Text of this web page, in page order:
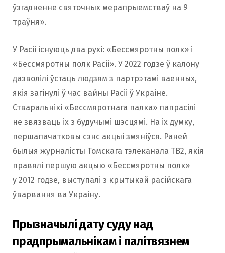
ўзгадненне святочных мерапрыемстваў на 9
траўня».
У Расіі існуюць два рухі: «Бессмяротны полк» і
«Бессмяротны полк Расіі». У 2022 годзе ў калону
дазволілі ўстаць людзям з партрэтамі ваенных,
якія загінулі ў час вайны Расіі ў Украіне.
Стваральнікі «Бессмяротнага палка» папрасілі
не звязваць іх з будучымі шэсцямі. На іх думку,
першапачатковы сэнс акцыі змяніўся. Раней
былыя журналісты Томскага тэлеканала ТВ2, якія
правялі першую акцыю «Бессмяротны полк»
у 2012 годзе, выступалі з крытыкай расійскага
ўварвання ва Украіну.
Прызначылі дату суду над
прадпрымальнікам і палітвязнем